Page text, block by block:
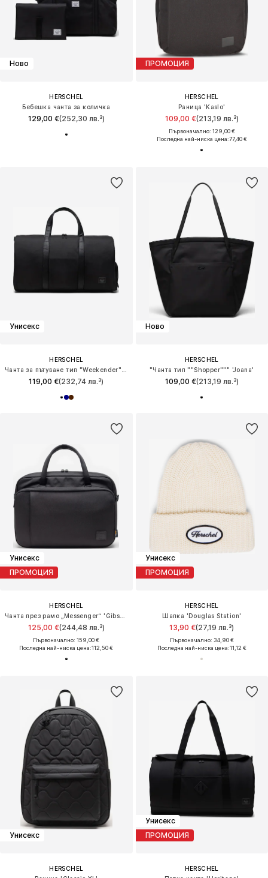
Ново
HERSCHEL
Бебешка чанта за количка
129,00 €(252,30 лв.³)
ПРОМОЦИЯ
HERSCHEL
Раница 'Kaslo'
109,00 €(213,19 лв.³)
Първоначално: 129,00 €
Последна най-ниска цена:77,40 €
Унисекс
HERSCHEL
119,00 €(232,74 лв.³)
Ново
HERSCHEL
"Чанта тип ""Shopper""" 'Joana'
109,00 €(213,19 лв.³)
Унисекс
ПРОМОЦИЯ
HERSCHEL
125,00 €(244,48 лв.³)
Първоначално: 159,00 €
Последна най-ниска цена:112,50 €
Унисекс
ПРОМОЦИЯ
HERSCHEL
Шапка 'Douglas Station'
13,90 €(27,19 лв.³)
Първоначално: 34,90 €
Последна най-ниска цена:11,12 €
Унисекс
HERSCHEL
Унисекс
ПРОМОЦИЯ
HERSCHEL